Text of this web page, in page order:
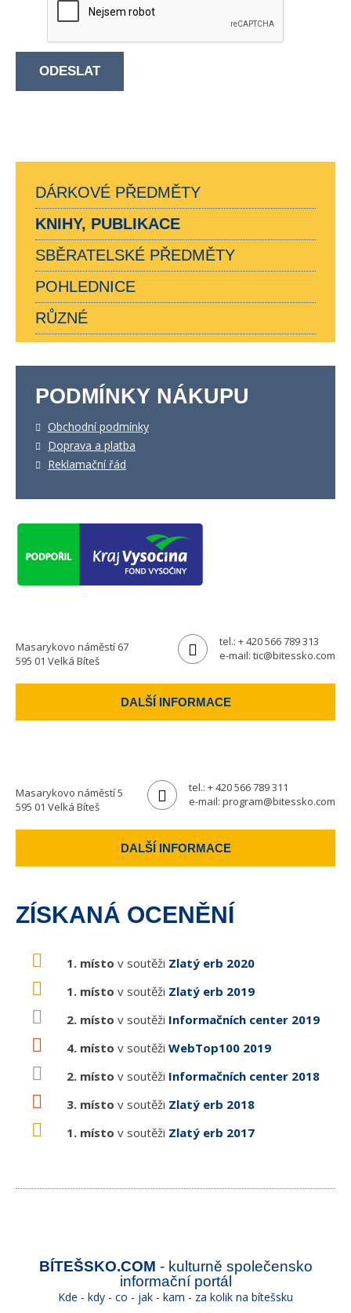
ODESLAT
DÁRKOVÉ PŘEDMĚTY
KNIHY, PUBLIKACE
SBĚRATELSKÉ PŘEDMĚTY
POHLEDNICE
RŮZNÉ
PODMÍNKY NÁKUPU
Obchodní podmínky
Doprava a platba
Reklamační řád
Masarykovo náměstí 67
595 01 Velká Bíteš
tel.: + 420 566 789 313
e-mail: tic@bitessko.com
DALŠÍ INFORMACE
Masarykovo náměstí 5
595 01 Velká Bíteš
tel.: + 420 566 789 311
e-mail: program@bitessko.com
DALŠÍ INFORMACE
ZÍSKANÁ OCENĚNÍ
1. místo v soutěži Zlatý erb 2020
1. místo v soutěži Zlatý erb 2019
2. místo v soutěži Informačních center 2019
4. místo v soutěži WebTop100 2019
2. místo v soutěži Informačních center 2018
3. místo v soutěži Zlatý erb 2018
1. místo v soutěži Zlatý erb 2017
BÍTEŠSKO.COM - kulturně společensko
informační portál
Kde - kdy - co - jak - kam - za kolik na bítešsku